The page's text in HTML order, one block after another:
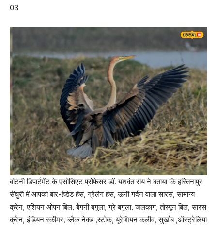
03
बॉटनी डिपार्टमेंट के एसोसिएट प्रोफेसर डॉ. यशवंत राय ने बताया कि हस्तिनापुर
सेंचुरी में आपको बार-हेडेड हंस, ग्रेलैग हंस, ऊनी गर्दन वाला सारस, सामान्य
क्रेन, एशियन ओपन बिल, बैंगनी बगुला, ग्रे बगुला, जलकाग, तोस्पून बिल, सारस
क्रेन, इंडियन स्कीमर, ब्लैक नेक्ड ,स्टोक, यूरेशियन कलीव, सुर्खाब ,ऑस्ट्रेलिया